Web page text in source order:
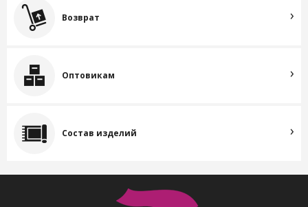
Возврат
Оптовикам
Состав изделий